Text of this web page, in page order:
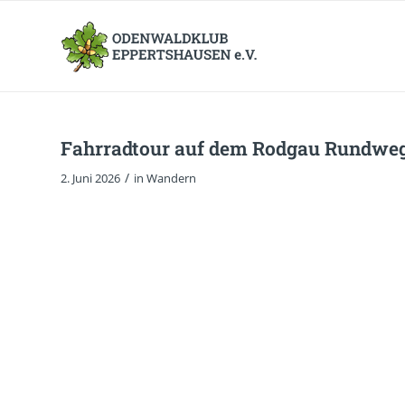
Fahrradtour auf dem Rodgau
2. Juni 2026 / in Wandern